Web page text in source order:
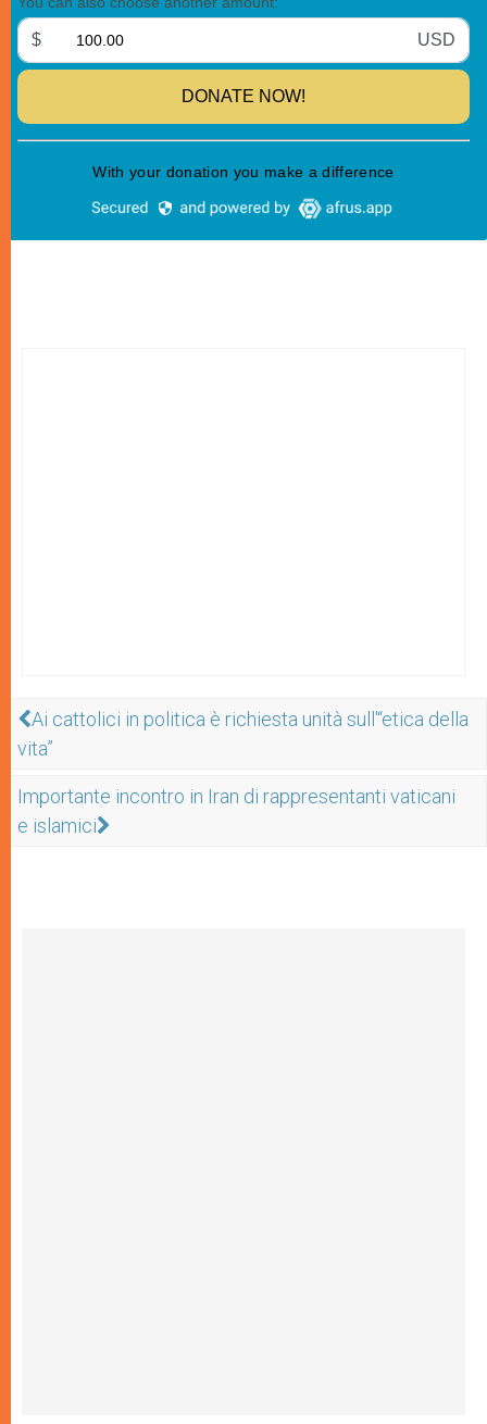
Ai cattolici in politica è richiesta unità sull'“etica della
vita”
Importante incontro in Iran di rappresentanti vaticani
e islamici